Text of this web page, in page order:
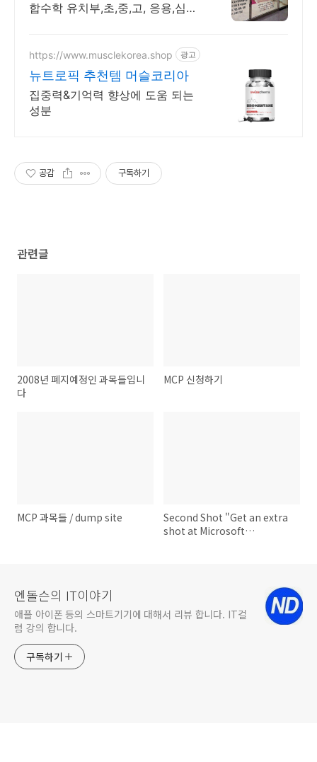
합수학 유치부,초,중,고, 응용,심화!
https://www.musclekorea.shop 광고
뉴트로픽 추천템 머슬코리아
집중력&기억력 향상에 도움 되는
성분
공감 구독하기
관련글
2008년 폐지예정인 과목들입니
다
MCP 신청하기
MCP 과목들 / dump site
Second Shot "Get an extra
shot at Microsoft
엔돌슨의 IT이야기
애플 아이폰 등의 스마트기기에 대해서 리뷰 합니다. IT컬
럼 강의 합니다.
구독하기